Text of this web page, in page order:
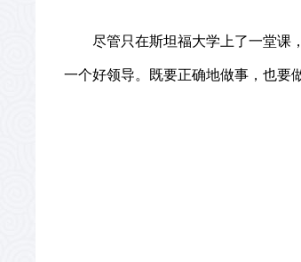
尽管只在斯坦福大学上了一堂课
一个好领导。既要正确地做事，也要